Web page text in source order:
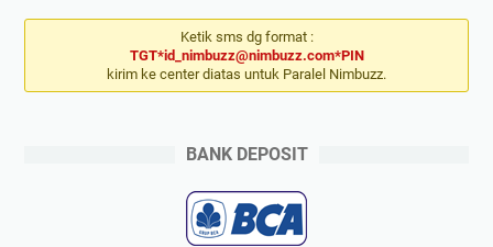
Ketik sms dg format :
TGT*id_nimbuzz@nimbuzz.com*PIN
kirim ke center diatas untuk Paralel Nimbuzz.
BANK DEPOSIT